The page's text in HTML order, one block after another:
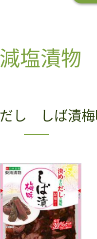
減塩漬物
し しば漬